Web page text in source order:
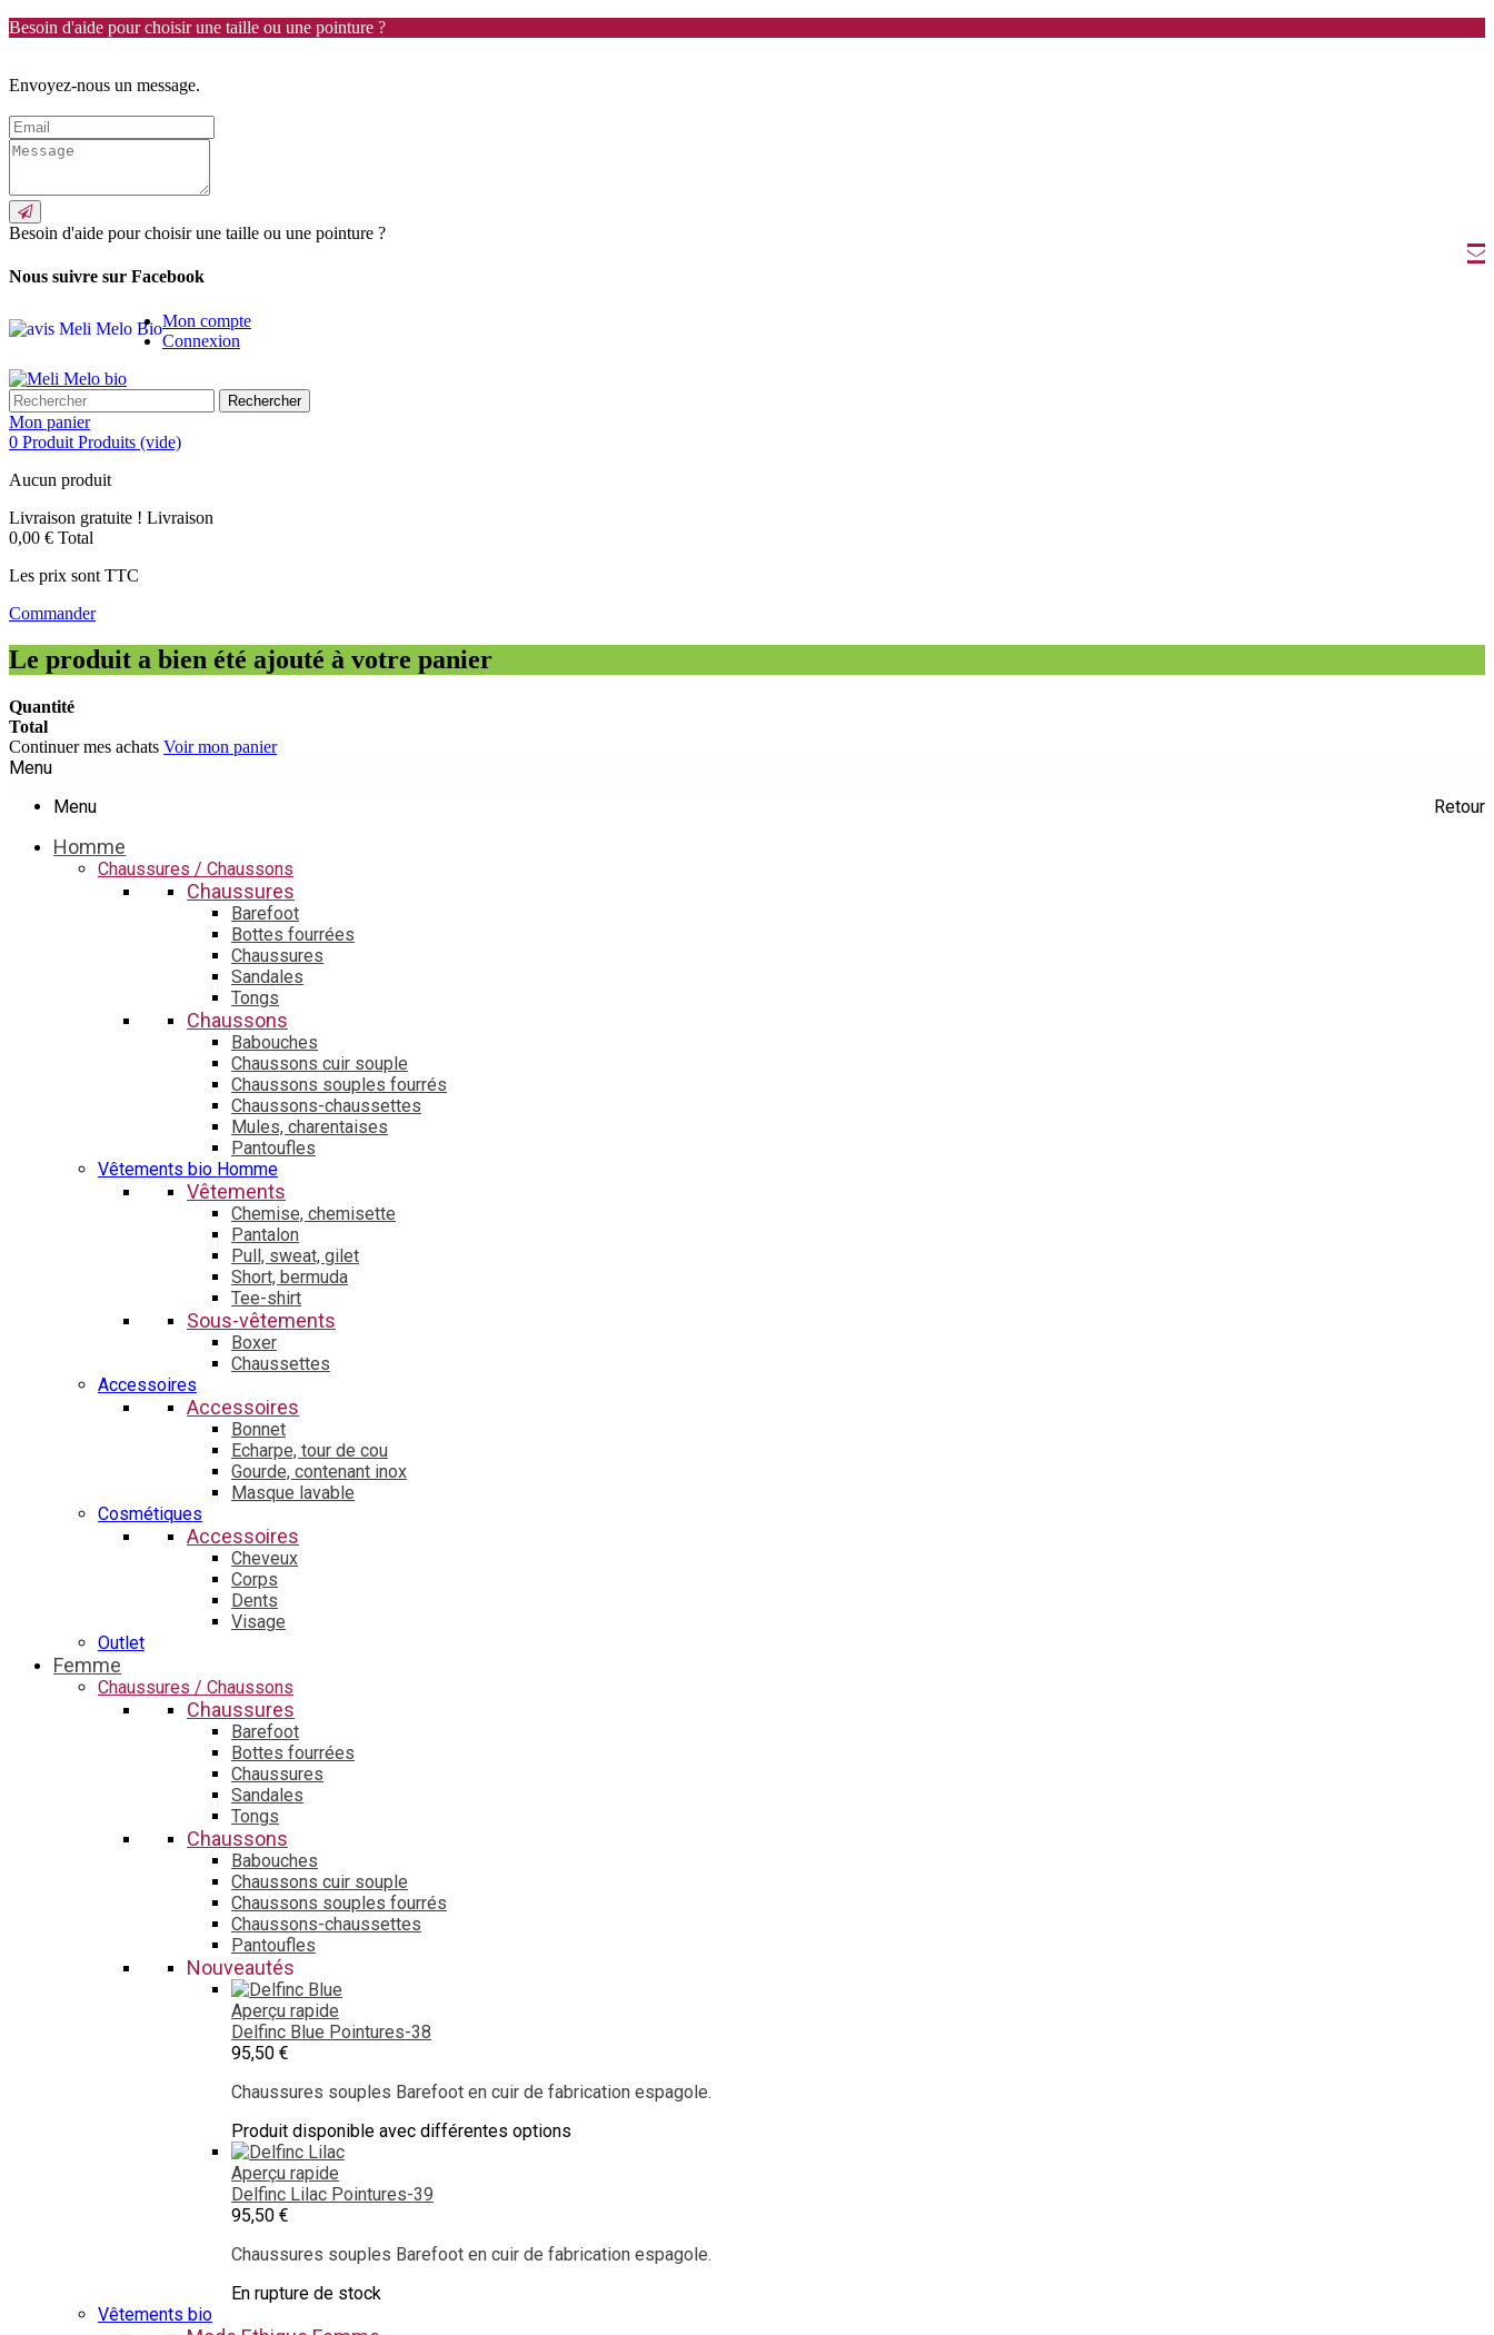
Besoin d'aide pour choisir une taille ou une pointure ?
Envoyez-nous un message.
Besoin d'aide pour choisir une taille ou une pointure ?
Nous suivre sur Facebook
Mon compte
Connexion
Rechercher
Mon panier
0 Produit Produits (vide)
Aucun produit
Livraison gratuite ! Livraison
0,00 € Total
Les prix sont TTC
Commander
Le produit a bien été ajouté à votre panier
Quantité
Total
Continuer mes achats Voir mon panier
Menu
Menu
Retour
Homme
Chaussures / Chaussons
Chaussures
Barefoot
Bottes fourrées
Chaussures
Sandales
Tongs
Chaussons
Babouches
Chaussons cuir souple
Chaussons souples fourrés
Chaussons-chaussettes
Mules, charentaises
Pantoufles
Vêtements bio Homme
Vêtements
Chemise, chemisette
Pantalon
Pull, sweat, gilet
Short, bermuda
Tee-shirt
Sous-vêtements
Boxer
Chaussettes
Accessoires
Accessoires
Bonnet
Echarpe, tour de cou
Gourde, contenant inox
Masque lavable
Cosmétiques
Accessoires
Cheveux
Corps
Dents
Visage
Outlet
Femme
Chaussures / Chaussons
Chaussures
Barefoot
Bottes fourrées
Chaussures
Sandales
Tongs
Chaussons
Babouches
Chaussons cuir souple
Chaussons souples fourrés
Chaussons-chaussettes
Pantoufles
Nouveautés
Aperçu rapide
Delfinc Blue Pointures-38
95,50 €
Chaussures souples Barefoot en cuir de fabrication espagole.
Produit disponible avec différentes options
Aperçu rapide
Delfinc Lilac Pointures-39
95,50 €
Chaussures souples Barefoot en cuir de fabrication espagole.
En rupture de stock
Vêtements bio